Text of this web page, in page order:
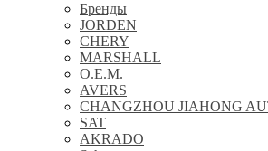
Бренды
JORDEN
CHERY
MARSHALL
O.E.M.
AVERS
CHANGZHOU JIAHONG
SAT
AKRADO